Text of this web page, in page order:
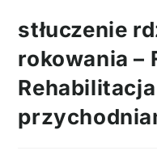
stłuczenie
rokowania –